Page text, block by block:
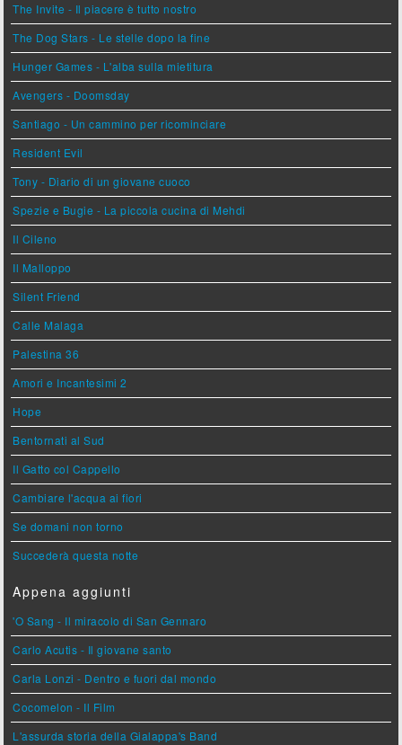
The Invite - Il piacere è tutto nostro
The Dog Stars - Le stelle dopo la fine
Hunger Games - L'alba sulla mietitura
Avengers - Doomsday
Santiago - Un cammino per ricominciare
Resident Evil
Tony - Diario di un giovane cuoco
Spezie e Bugie - La piccola cucina di Mehdi
Il Cileno
Il Malloppo
Silent Friend
Calle Malaga
Palestina 36
Amori e Incantesimi 2
Hope
Bentornati al Sud
Il Gatto col Cappello
Cambiare l'acqua ai fiori
Se domani non torno
Succederà questa notte
Appena aggiunti
'O Sang - Il miracolo di San Gennaro
Carlo Acutis - Il giovane santo
Carla Lonzi - Dentro e fuori dal mondo
Cocomelon - Il Film
L'assurda storia della Gialappa's Band